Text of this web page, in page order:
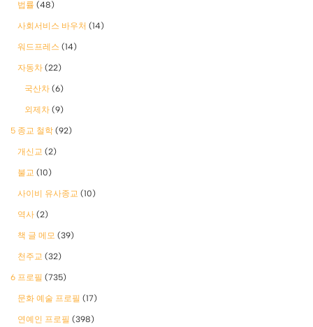
법률 (48)
사회서비스 바우처 (14)
워드프레스 (14)
자동차 (22)
국산차 (6)
외제차 (9)
5 종교 철학 (92)
개신교 (2)
불교 (10)
사이비 유사종교 (10)
역사 (2)
책 글 메모 (39)
천주교 (32)
6 프로필 (735)
문화 예술 프로필 (17)
연예인 프로필 (398)